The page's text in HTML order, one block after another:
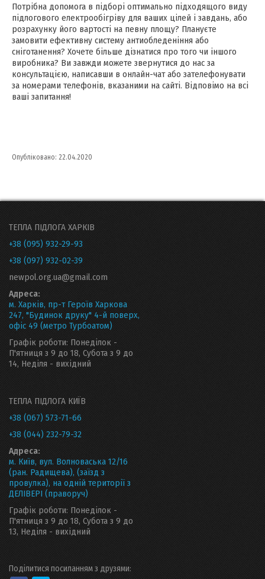
Потрібна допомога в підборі оптимально підходящого виду
підлогового електрообігріву для ваших цілей і завдань, або
розрахунку його вартості на певну площу? Плануєте
замовити ефективну систему антиобледеніння або
сніготанення? Хочете більше дізнатися про того чи іншого
виробника? Ви завжди можете звернутися до нас за
консультацією, написавши в онлайн-чат або зателефонувати
за номерами телефонів, вказаними на сайті. Відповімо на всі
ваші запитання!
Опубліковано: 22.04.2020
ТЕПЛА ПІДЛОГА ХАРКІВ
+38 (095) 932-29-93
+38 (097) 932-02-39
newpol.org.ua@gmail.com
Адреса:
м. Харків, пр-т Героїв Харкова
247, "Будинок друку" 4-й поверх,
офіс 49 (метро Турбоатом)
Графік роботи: Понеділок -
П'ятниця з 9 до 18, Субота з 9 до
14, Неділя - вихідний
ТЕПЛА ПІДЛОГА КИЇВ
+38 (067) 573-71-66
+38 (044) 232-79-32
Адреса:
м. Київ, вул. Волноваська 12/16
(ран. Радищева), (заїзд з
провулка), на одній території з
ДЕЛІВЕРІ (праворуч)
Графік роботи: Понеділок -
П'ятниця з 9 до 18, Субота з 9 до
13, Неділя - вихідний
Поділитися посиланням з друзями: